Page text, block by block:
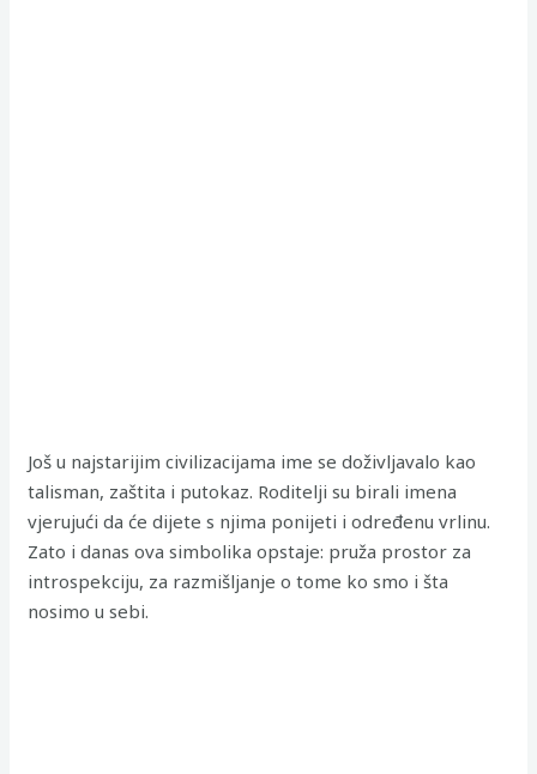
Još u najstarijim civilizacijama ime se doživljavalo kao
talisman, zaštita i putokaz. Roditelji su birali imena
vjerujući da će dijete s njima ponijeti i određenu vrlinu.
Zato i danas ova simbolika opstaje: pruža prostor za
introspekciju, za razmišljanje o tome ko smo i šta
nosimo u sebi.